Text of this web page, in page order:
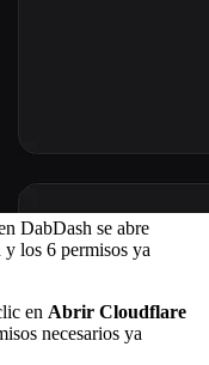
DabDash se abre
los 6 permisos ya
en Abrir Cloudflare
necesarios ya